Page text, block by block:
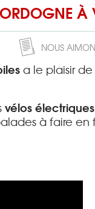
À
NOUS
a le plaisir
vélos électriques
à faire